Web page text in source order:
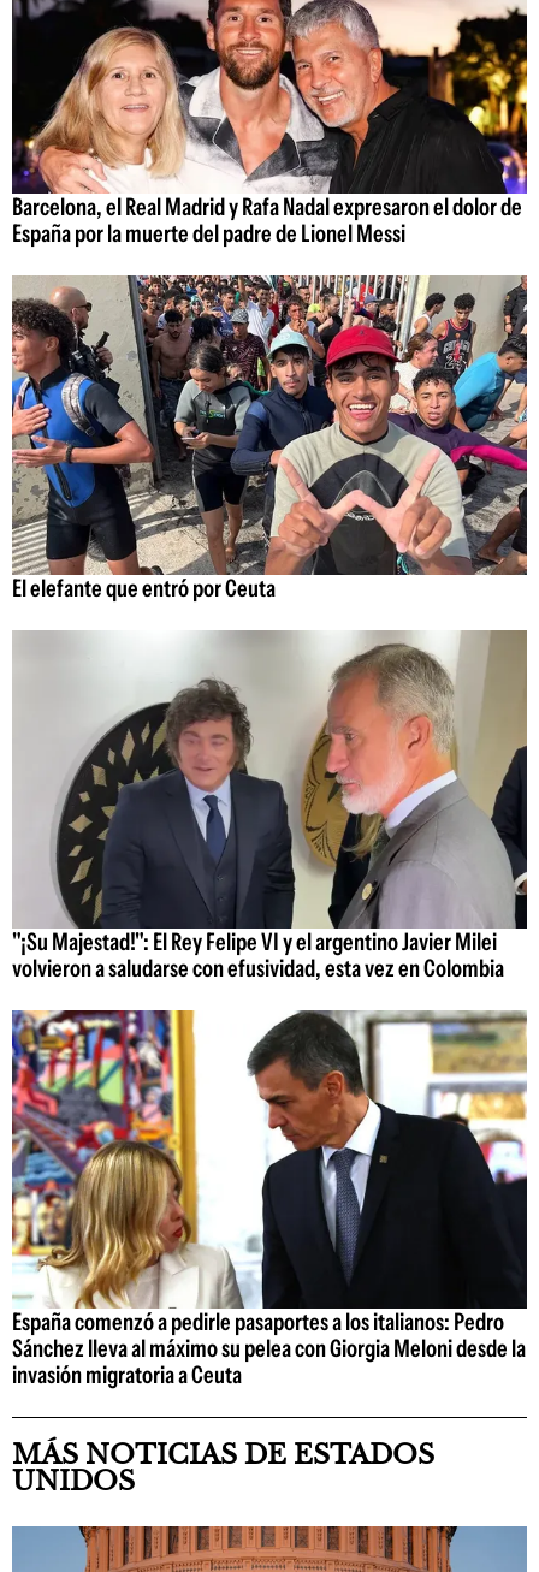
Barcelona, el Real Madrid y Rafa Nadal expresaron el dolor de
España por la muerte del padre de Lionel Messi
El elefante que entró por Ceuta
"¡Su Majestad!": El Rey Felipe VI y el argentino Javier Milei
volvieron a saludarse con efusividad, esta vez en Colombia
España comenzó a pedirle pasaportes a los italianos: Pedro
Sánchez lleva al máximo su pelea con Giorgia Meloni desde la
invasión migratoria a Ceuta
MÁS NOTICIAS DE ESTADOS
UNIDOS